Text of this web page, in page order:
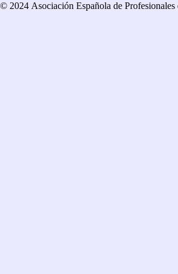
© 2024 Asociación Española de Profesionales